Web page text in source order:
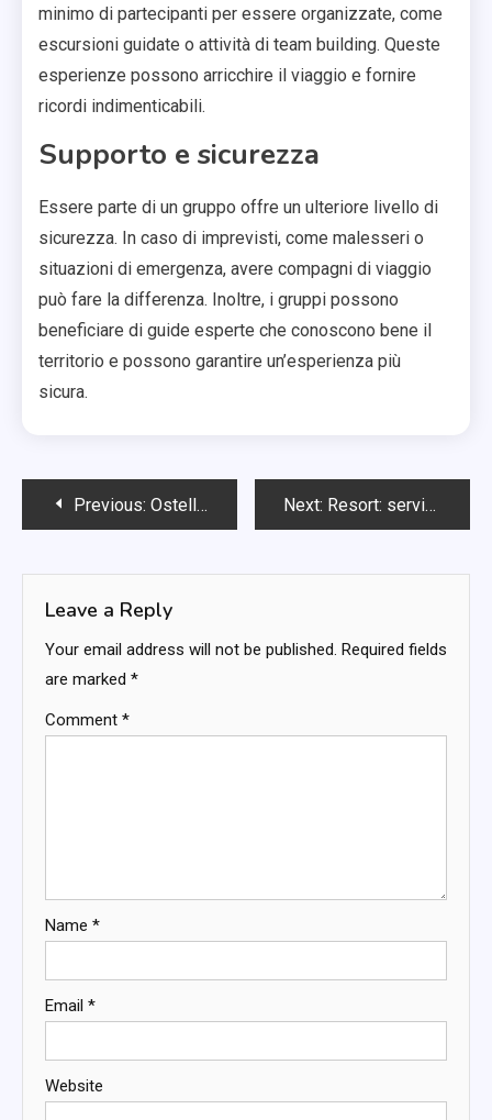
minimo di partecipanti per essere organizzate, come
escursioni guidate o attività di team building. Queste
esperienze possono arricchire il viaggio e fornire
ricordi indimenticabili.
Supporto e sicurezza
Essere parte di un gruppo offre un ulteriore livello di
sicurezza. In caso di imprevisti, come malesseri o
situazioni di emergenza, avere compagni di viaggio
può fare la differenza. Inoltre, i gruppi possono
beneficiare di guide esperte che conoscono bene il
territorio e possono garantire un’esperienza più
sicura.
PostPrevious: Ostelli: socializzazione, costi contenuti, flessibilità Next: Resort: servizi completi, attività ricreative, relax
Leave a Reply
Your email address will not be published. Required fields
are marked *
Comment *
Name *
Email *
Website